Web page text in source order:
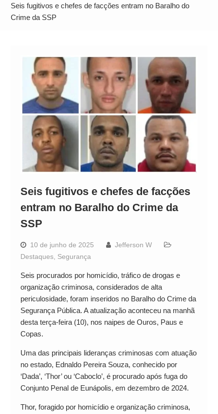
Alto
Seis fugitivos e chefes de facções entram no Baralho do
Crime da SSP
Seis fugitivos e chefes de facções
entram no Baralho do Crime da
SSP
10 de junho de 2025
Jefferson W
Destaques, Segurança
Seis procurados por homicídio, tráfico de drogas e
organização criminosa, considerados de alta
periculosidade, foram inseridos no Baralho do Crime da
Segurança Pública. A atualização aconteceu na manhã
desta terça-feira (10), nos naipes de Ouros, Paus e
Copas.
Uma das principais lideranças criminosas com atuação
no estado, Ednaldo Pereira Souza, conhecido por
‘Dada’, ‘Thor’ ou ‘Caboclo’, é procurado após fuga do
Conjunto Penal de Eunápolis, em dezembro de 2024.
Thor, foragido por homicídio e organização criminosa,